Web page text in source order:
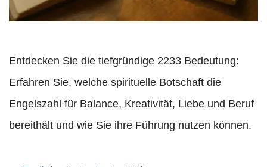
Entdecken Sie die tiefgründige 2233 Bedeutung:
Erfahren Sie, welche spirituelle Botschaft die
Engelszahl für Balance, Kreativität, Liebe und Beruf
bereithält und wie Sie ihre Führung nutzen können.